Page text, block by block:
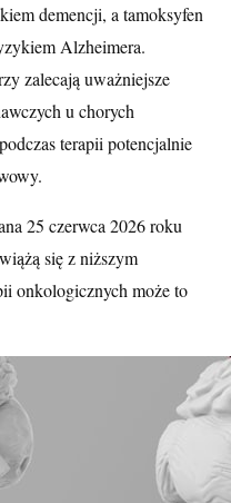
demencji, a tamoksyfen
Alzheimera.
zalecają uważniejsze
u chorych
terapii potencjalnie
25 czerwca 2026 roku
się z niższym
onkologicznych może to